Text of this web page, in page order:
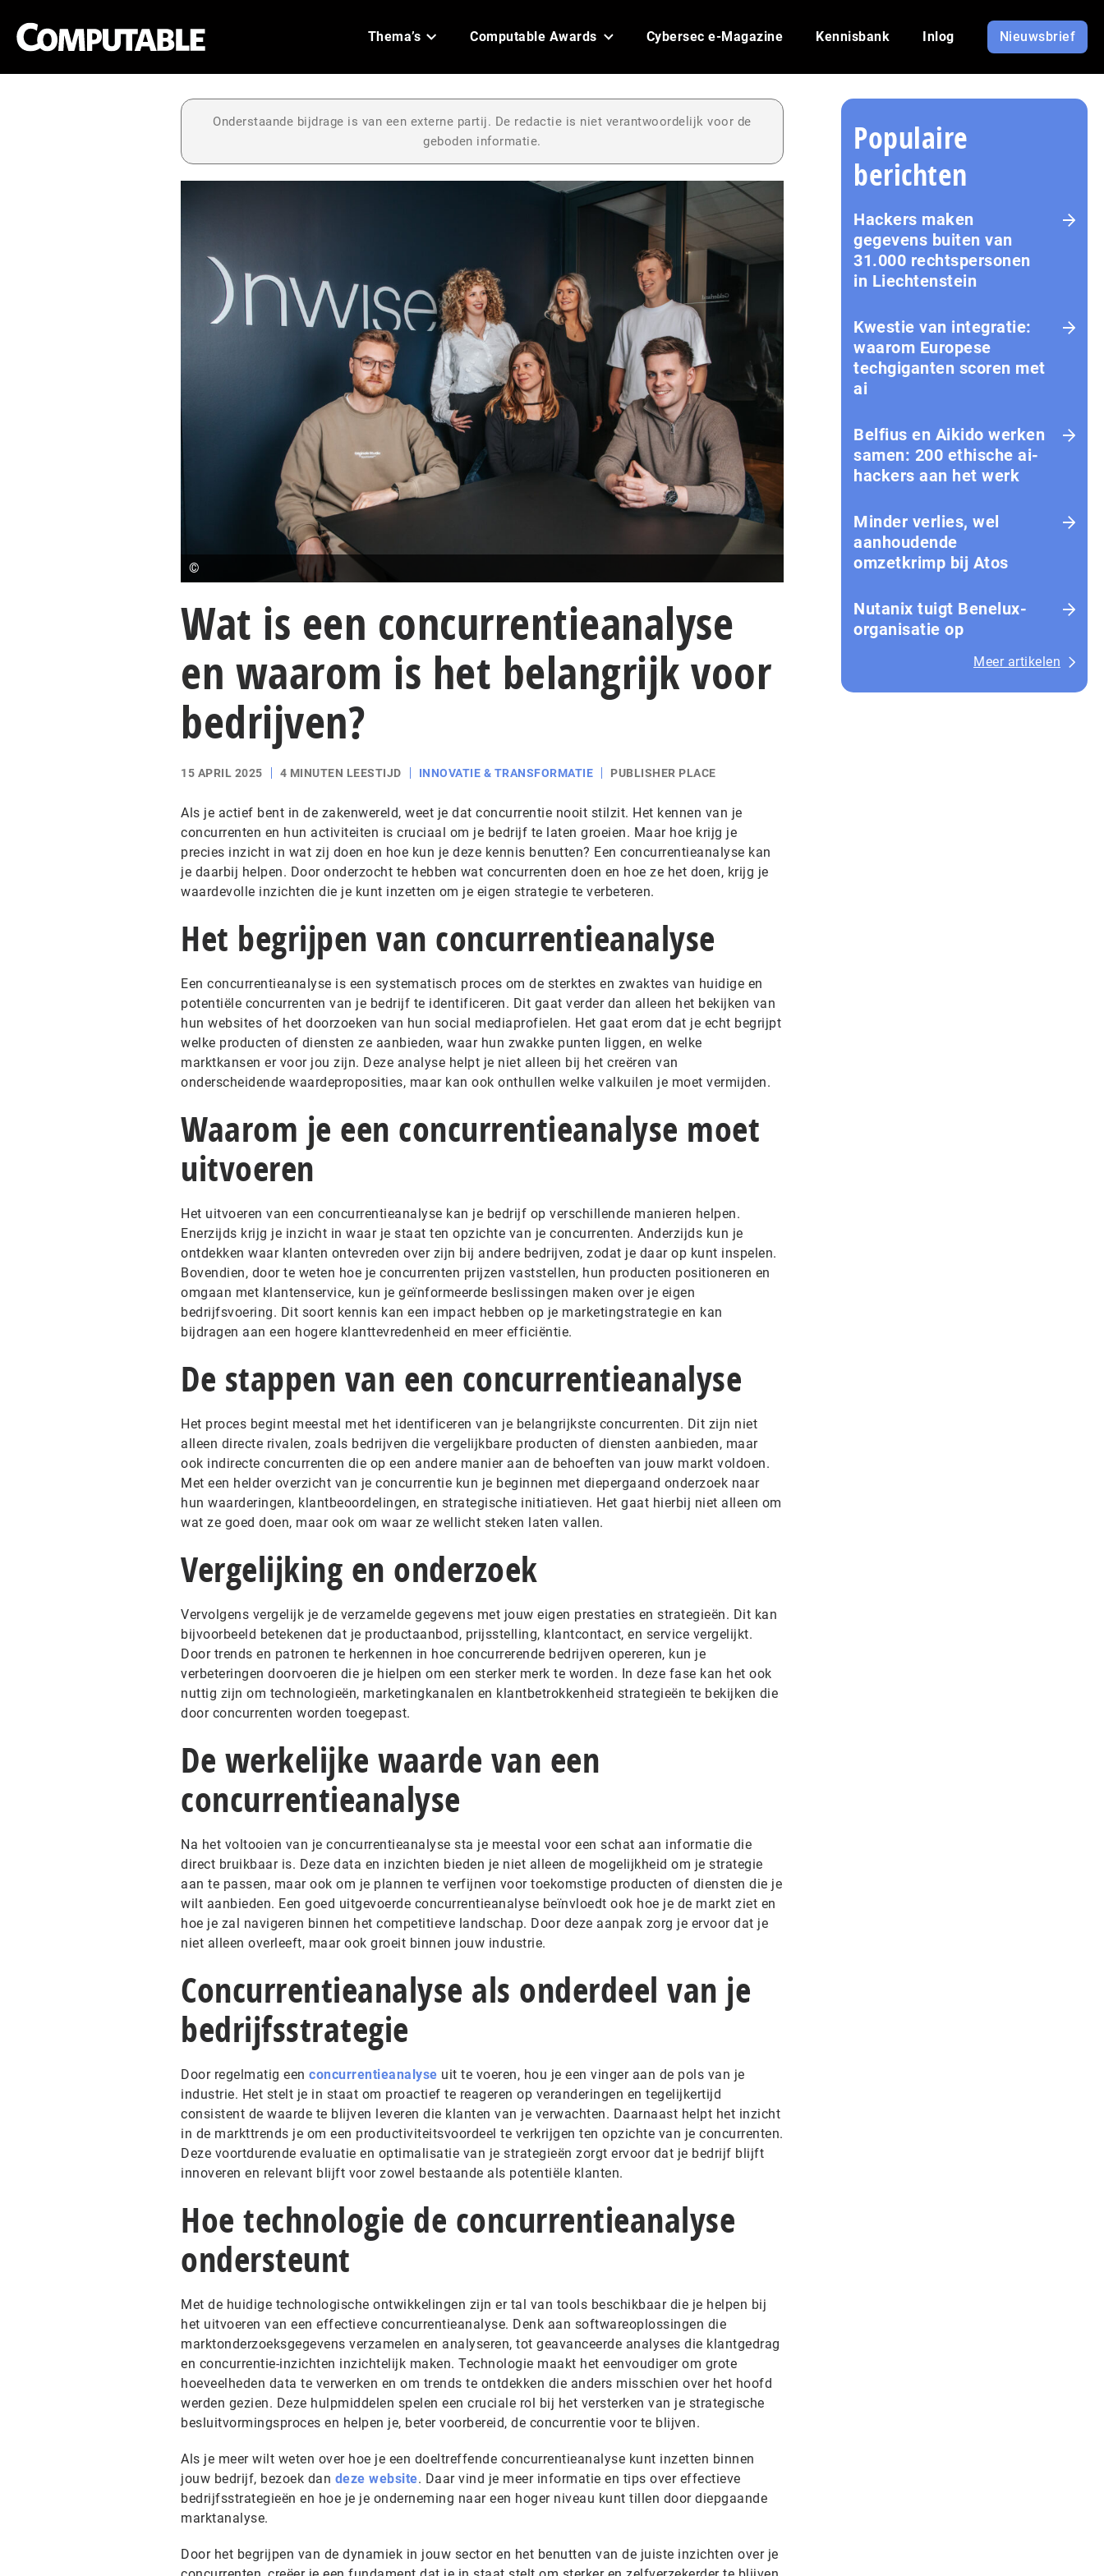
Thema’s Computable Awards Cybersec e-Magazine Kennisbank Inlog Nieuwsbrief
Onderstaande bijdrage is van een externe partij. De redactie is niet verantwoordelijk voor de
geboden informatie.
©
Wat is een concurrentieanalyse
en waarom is het belangrijk voor
bedrijven?
15 APRIL 2025 4 MINUTEN LEESTIJD INNOVATIE & TRANSFORMATIE PUBLISHER PLACE
Als je actief bent in de zakenwereld, weet je dat concurrentie nooit stilzit. Het kennen van je
concurrenten en hun activiteiten is cruciaal om je bedrijf te laten groeien. Maar hoe krijg je
precies inzicht in wat zij doen en hoe kun je deze kennis benutten? Een concurrentieanalyse kan
je daarbij helpen. Door onderzocht te hebben wat concurrenten doen en hoe ze het doen, krijg je
waardevolle inzichten die je kunt inzetten om je eigen strategie te verbeteren.
Het begrijpen van concurrentieanalyse
Een concurrentieanalyse is een systematisch proces om de sterktes en zwaktes van huidige en
potentiële concurrenten van je bedrijf te identificeren. Dit gaat verder dan alleen het bekijken van
hun websites of het doorzoeken van hun social mediaprofielen. Het gaat erom dat je echt begrijpt
welke producten of diensten ze aanbieden, waar hun zwakke punten liggen, en welke
marktkansen er voor jou zijn. Deze analyse helpt je niet alleen bij het creëren van
onderscheidende waardeproposities, maar kan ook onthullen welke valkuilen je moet vermijden.
Waarom je een concurrentieanalyse moet
uitvoeren
Het uitvoeren van een concurrentieanalyse kan je bedrijf op verschillende manieren helpen.
Enerzijds krijg je inzicht in waar je staat ten opzichte van je concurrenten. Anderzijds kun je
ontdekken waar klanten ontevreden over zijn bij andere bedrijven, zodat je daar op kunt inspelen.
Bovendien, door te weten hoe je concurrenten prijzen vaststellen, hun producten positioneren en
omgaan met klantenservice, kun je geïnformeerde beslissingen maken over je eigen
bedrijfsvoering. Dit soort kennis kan een impact hebben op je marketingstrategie en kan
bijdragen aan een hogere klanttevredenheid en meer efficiëntie.
De stappen van een concurrentieanalyse
Het proces begint meestal met het identificeren van je belangrijkste concurrenten. Dit zijn niet
alleen directe rivalen, zoals bedrijven die vergelijkbare producten of diensten aanbieden, maar
ook indirecte concurrenten die op een andere manier aan de behoeften van jouw markt voldoen.
Met een helder overzicht van je concurrentie kun je beginnen met diepergaand onderzoek naar
hun waarderingen, klantbeoordelingen, en strategische initiatieven. Het gaat hierbij niet alleen om
wat ze goed doen, maar ook om waar ze wellicht steken laten vallen.
Vergelijking en onderzoek
Vervolgens vergelijk je de verzamelde gegevens met jouw eigen prestaties en strategieën. Dit kan
bijvoorbeeld betekenen dat je productaanbod, prijsstelling, klantcontact, en service vergelijkt.
Door trends en patronen te herkennen in hoe concurrerende bedrijven opereren, kun je
verbeteringen doorvoeren die je hielpen om een sterker merk te worden. In deze fase kan het ook
nuttig zijn om technologieën, marketingkanalen en klantbetrokkenheid strategieën te bekijken die
door concurrenten worden toegepast.
De werkelijke waarde van een
concurrentieanalyse
Na het voltooien van je concurrentieanalyse sta je meestal voor een schat aan informatie die
direct bruikbaar is. Deze data en inzichten bieden je niet alleen de mogelijkheid om je strategie
aan te passen, maar ook om je plannen te verfijnen voor toekomstige producten of diensten die je
wilt aanbieden. Een goed uitgevoerde concurrentieanalyse beïnvloedt ook hoe je de markt ziet en
hoe je zal navigeren binnen het competitieve landschap. Door deze aanpak zorg je ervoor dat je
niet alleen overleeft, maar ook groeit binnen jouw industrie.
Concurrentieanalyse als onderdeel van je
bedrijfsstrategie
Door regelmatig een concurrentieanalyse uit te voeren, hou je een vinger aan de pols van je
industrie. Het stelt je in staat om proactief te reageren op veranderingen en tegelijkertijd
consistent de waarde te blijven leveren die klanten van je verwachten. Daarnaast helpt het inzicht
in de markttrends je om een productiviteitsvoordeel te verkrijgen ten opzichte van je concurrenten.
Deze voortdurende evaluatie en optimalisatie van je strategieën zorgt ervoor dat je bedrijf blijft
innoveren en relevant blijft voor zowel bestaande als potentiële klanten.
Hoe technologie de concurrentieanalyse
ondersteunt
Met de huidige technologische ontwikkelingen zijn er tal van tools beschikbaar die je helpen bij
het uitvoeren van een effectieve concurrentieanalyse. Denk aan softwareoplossingen die
marktonderzoeksgegevens verzamelen en analyseren, tot geavanceerde analyses die klantgedrag
en concurrentie-inzichten inzichtelijk maken. Technologie maakt het eenvoudiger om grote
hoeveelheden data te verwerken en om trends te ontdekken die anders misschien over het hoofd
werden gezien. Deze hulpmiddelen spelen een cruciale rol bij het versterken van je strategische
besluitvormingsproces en helpen je, beter voorbereid, de concurrentie voor te blijven.
Als je meer wilt weten over hoe je een doeltreffende concurrentieanalyse kunt inzetten binnen
jouw bedrijf, bezoek dan deze website. Daar vind je meer informatie en tips over effectieve
bedrijfsstrategieën en hoe je je onderneming naar een hoger niveau kunt tillen door diepgaande
marktanalyse.
Door het begrijpen van de dynamiek in jouw sector en het benutten van de juiste inzichten over je
Populaire
berichten
Hackers maken
gegevens buiten van
31.000 rechtspersonen
in Liechtenstein
Kwestie van integratie:
waarom Europese
techgiganten scoren met
ai
Belfius en Aikido werken
samen: 200 ethische ai-
hackers aan het werk
Minder verlies, wel
aanhoudende
omzetkrimp bij Atos
Nutanix tuigt Benelux-
organisatie op
Meer artikelen